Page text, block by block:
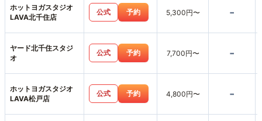
ホットヨガスタジオ
LAVA北千住店
公式 予約 5,300円〜 -
ヤード北千住スタジ
オ
公式 予約 7,700円〜 -
ホットヨガスタジオ
LAVA松戸店
公式 予約 4,800円〜 -